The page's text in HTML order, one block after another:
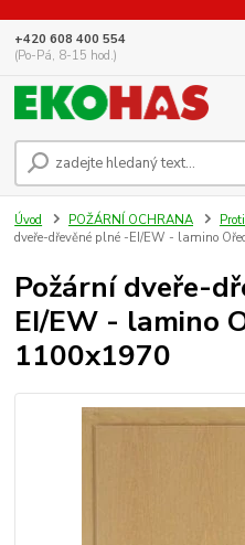
+420 608 400 554
(Po-Pá, 8-15 hod.)
Úvod POŽÁRNÍ OCHRANA
dveře-dřevěné plné -EI/EW - lamino
Požární dveře-
EI/EW - lamino
1100x1970